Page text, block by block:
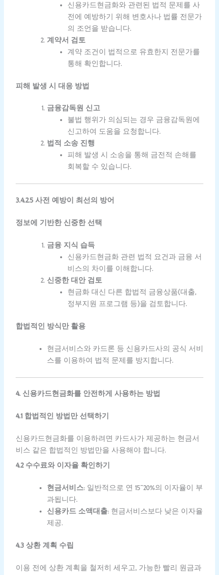
신용카드현금화와 관련된 법적 문제를 사
전에 예방하기 위해 변호사나 법률 전문가
의 조언을 받습니다.
계약서 검토
계약 조건이 법적으로 유효한지 전문가를
통해 확인합니다.
피해 발생 시 대응 방법
금융감독원 신고
불법 행위가 의심되는 경우 금융감독원에
신고하여 도움을 요청합니다.
법적 소송 진행
피해 발생 시 소송을 통해 금전적 손해를
회복할 수 있습니다.
3.4.2.5 사전 예방이 최선의 방어
정보에 기반한 신중한 선택
금융 지식 습득
신용카드현금화 관련 법적 요건과 금융 서
비스의 차이를 이해합니다.
신중한 대안 검토
현금화 대신 다른 합법적 금융상품(대출,
정부지원 프로그램 등)을 검토합니다.
합법적인 방식만 활용
현금서비스와 카드론 등 신용카드사의 공식 서비
스를 이용하여 법적 문제를 방지합니다.
4. 신용카드현금화를 안전하게 사용하는 방법
4.1 합법적인 방법만 선택하기
신용카드현금화를 이용하려면 카드사가 제공하는 현금서
비스 같은 합법적인 방법만을 사용해야 합니다.
4.2 수수료와 이자율 확인하기
현금서비스: 일반적으로 연 15~20%의 이자율이 부
과됩니다.
신용카드 소액대출: 현금서비스보다 낮은 이자율
제공.
4.3 상환 계획 수립
이용 전에 상환 계획을 철저히 세우고, 가능한 빨리 원금과